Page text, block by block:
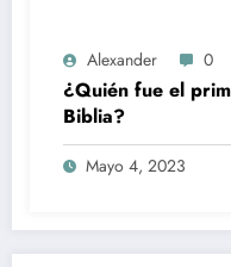
Alexander 0
¿Quién fue el
Biblia?
Mayo 4, 2023